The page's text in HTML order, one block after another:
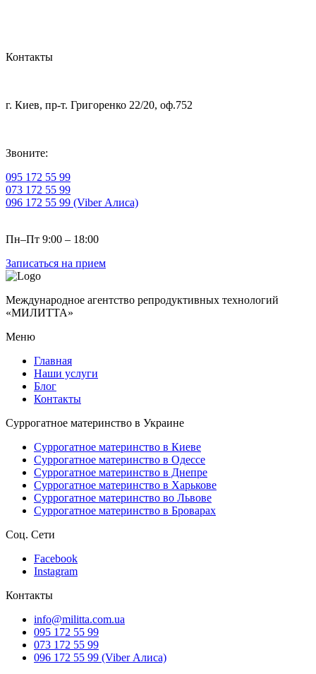
Контакты
г. Киев, пр-т. Григоренко 22/20, оф.752
Звоните:
095 172 55 99
073 172 55 99
096 172 55 99 (Viber Алиса)
Пн–Пт 9:00 – 18:00
Записаться на прием
Международное агентство репродуктивных технологий
«МИЛИТТА»
Меню
Главная
Наши услуги
Блог
Контакты
Суррогатное материнство в Украине
Суррогатное материнство в Киеве
Суррогатное материнство в Одессе
Суррогатное материнство в Днепре
Суррогатное материнство в Харькове
Суррогатное материнство во Львове
Суррогатное материнство в Броварах
Соц. Сети
Facebook
Instagram
Контакты
info@militta.com.ua
095 172 55 99
073 172 55 99
096 172 55 99 (Viber Алиса)